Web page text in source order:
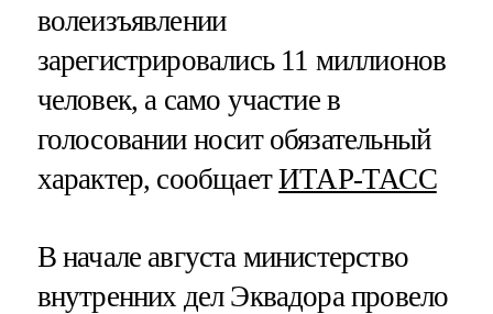
волеизъявлении
зарегистрировались 11 миллионов
человек, а само участие в
голосовании носит обязательный
характер, сообщаетИТАР-ТАСС
В начале августа министерство
внутренних дел Эквадора провело